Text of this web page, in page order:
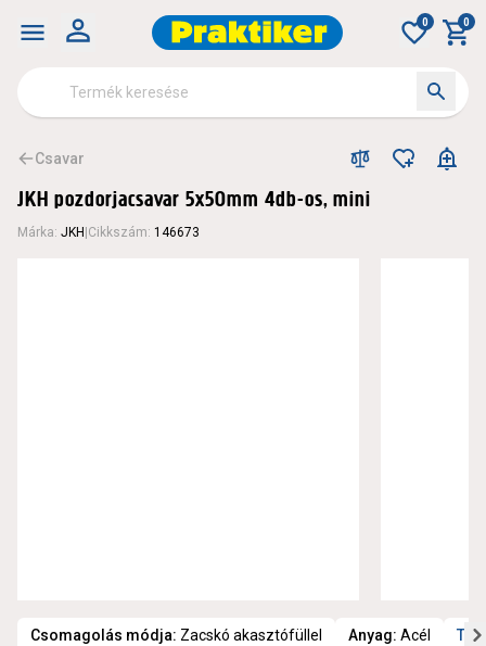
0 0
Csavar
JKH pozdorjacsavar 5x50mm 4db-os, mini
Márka: JKH Cikkszám: 146673
Csomagolás módja: Zacskó akasztófüllel Anyag: Acél